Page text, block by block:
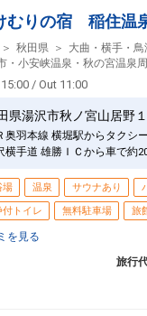
むりの宿 稲住温
秋田県
大曲・横手・鳥
・小安峡温泉・秋の宮温泉
/ Out 11:00
県湯沢市秋ノ宮山居野１
奥羽本線 横堀駅からタクシ
横手道 雄勝ＩＣから車で約
場 温泉 サウナあり
付トイレ
無料駐車場 旅
を見る
旅行